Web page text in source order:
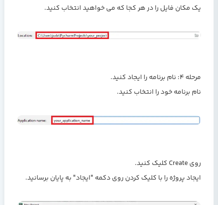
یک مکان فایل را در هر کجا که می خواهید انتخاب کنید.
مرحله 4: نام برنامه را ایجاد کنید.
نام برنامه خود را انتخاب کنید.
روی Create کلیک کنید.
ایجاد پروژه را با کلیک کردن روی دکمه "ایجاد" به پایان برسانید.